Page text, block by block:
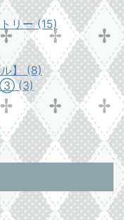
リー (15)
】 (8)
(3)